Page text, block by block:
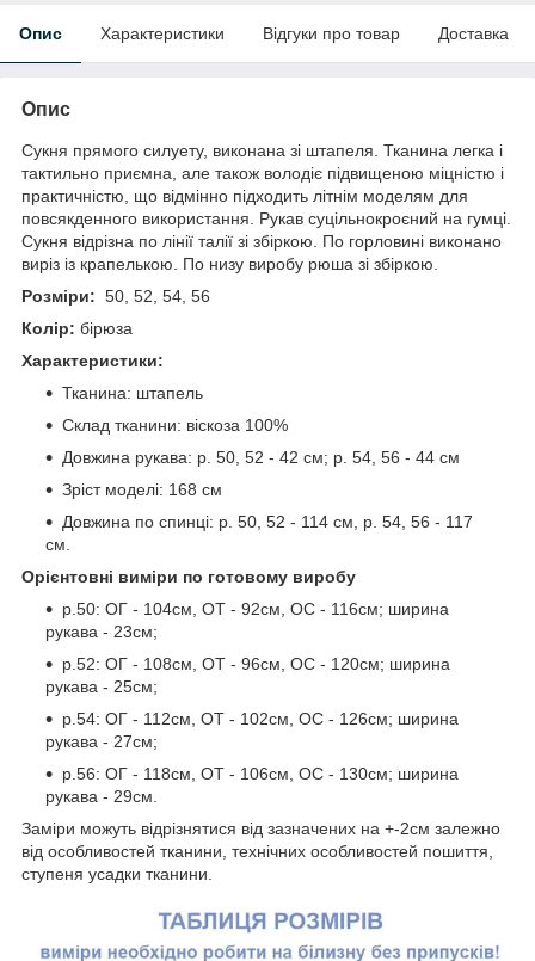
Опис Характеристики Відгуки про товар Доставка
Опис
Сукня прямого силуету, виконана зі штапеля. Тканина легка і
тактильно приємна, але також володіє підвищеною міцністю і
практичністю, що відмінно підходить літнім моделям для
повсякденного використання. Рукав суцільнокроєний на гумці.
Сукня відрізна по лінії талії зі збіркою. По горловині виконано
виріз із крапелькою. По низу виробу рюша зі збіркою.
Розміри: 50, 52, 54, 56
Колір: бірюза
Характеристики:
Тканина: штапель
Склад тканини: віскоза 100%
Довжина рукава: р. 50, 52 - 42 см; р. 54, 56 - 44 см
Зріст моделі: 168 см
Довжина по спинці: р. 50, 52 - 114 см, р. 54, 56 - 117
см.
Орієнтовні виміри по готовому виробу
р.50: ОГ - 104см, ОТ - 92см, ОС - 116см; ширина
рукава - 23см;
р.52: ОГ - 108см, ОТ - 96см, ОС - 120см; ширина
рукава - 25см;
р.54: ОГ - 112см, ОТ - 102см, ОС - 126см; ширина
рукава - 27см;
р.56: ОГ - 118см, ОТ - 106см, ОС - 130см; ширина
рукава - 29см.
Заміри можуть відрізнятися від зазначених на +-2см залежно
від особливостей тканини, технічних особливостей пошиття,
ступеня усадки тканини.